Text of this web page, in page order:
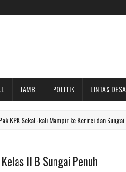
JAMBI POLITIK LINTAS DESA
kali Mampir ke Kerinci dan Sungai Penuh Dong!
II B Sungai Penuh